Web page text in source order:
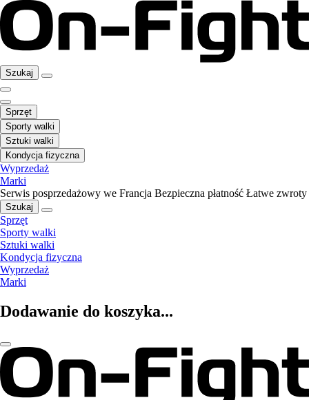
Szukaj
Sprzęt
Sporty walki
Sztuki walki
Kondycja fizyczna
Wyprzedaż
Marki
Serwis posprzedażowy we Francja Bezpieczna płatność Łatwe zwroty
Szukaj
Sprzęt
Sporty walki
Sztuki walki
Kondycja fizyczna
Wyprzedaż
Marki
Dodawanie do koszyka...